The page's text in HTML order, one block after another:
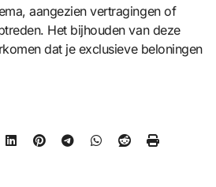
aangezien vertragingen of
Het bijhouden van deze
dat je exclusieve beloningen